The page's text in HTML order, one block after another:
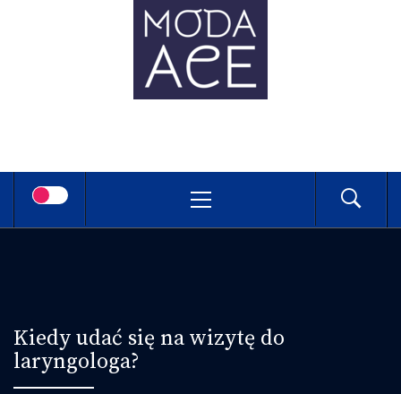
MODA
ACE
Menu
Kiedy udać się na wizytę do
laryngologa?